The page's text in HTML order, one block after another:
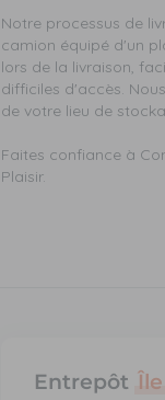
Notre processus de
camion équipé d'un
lors de la livraison,
difficiles d'accès.
de votre lieu de
Faites confiance à
Plaisir.
Entrepôt